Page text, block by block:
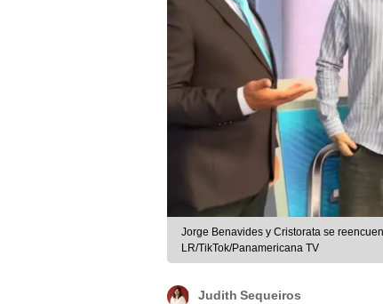
Jorge Benavides y Cristorata se
LR/TikTok/Panamericana TV
Judith Sequeiros